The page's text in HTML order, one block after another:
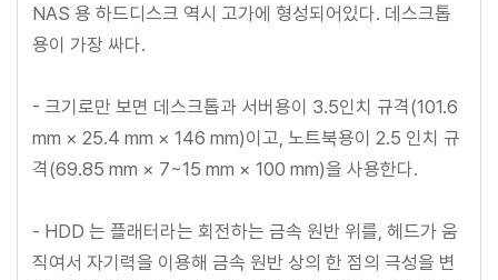
NAS 용 하드디스크 역시 고가에 형성되어있다. 데스크톱
용이 가장 싸다.
- 크기로만 보면 데스크톱과 서버용이 3.5인치 규격(101.6
mm × 25.4 mm × 146 mm)이고, 노트북용이 2.5 인치 규
격(69.85 mm × 7~15 mm × 100 mm)을 사용한다.
- HDD 는 플래터라는 회전하는 금속 원반 위를, 헤드가 움
직여서 자기력을 이용해 금속 원반 상의 한 점의 극성을 변